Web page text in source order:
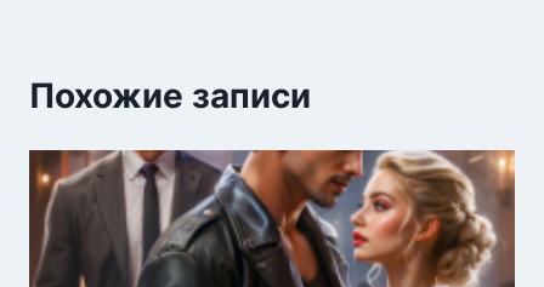
Похожие записи